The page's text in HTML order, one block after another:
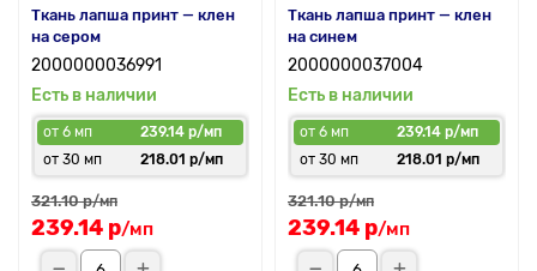
Ткань лапша принт — клен
на сером
2000000036991
Есть в наличии
от 6 мп
239.14 р/мп
от 30 мп
218.01 р/мп
321.10 р/мп
239.14 р/мп
Ткань лапша принт — клен
на синем
2000000037004
Есть в наличии
от 6 мп
239.14 р/мп
от 30 мп
218.01 р/мп
321.10 р/мп
239.14 р/мп